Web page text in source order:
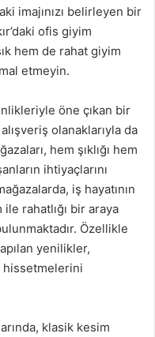
imajınızı belirleyen bir
ofis giyim
hem de rahat giyim
etmeyin.
öne çıkan bir
olanaklarıyla da
hem şıklığı hem
ihtiyaçlarını
iş hayatının
rahatlığı bir araya
Özellikle
yenilikler,
hissetmelerini
klasik kesim